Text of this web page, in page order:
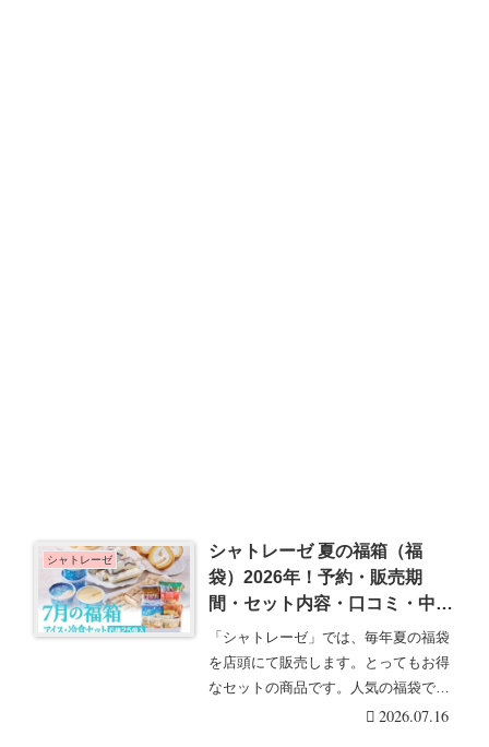
シャトレーゼ
シャトレーゼ 夏の福箱（福
袋）2026年！予約・販売期
間・セット内容・口コミ・中身
ネタバレまとめ！お菓子・アイ
ス・冷食！
「シャトレーゼ」では、毎年夏の福袋
を店頭にて販売します。とってもお得
なセットの商品です。人気の福袋で即
売り切れしてしまう・・・続きを読む
2026.07.16